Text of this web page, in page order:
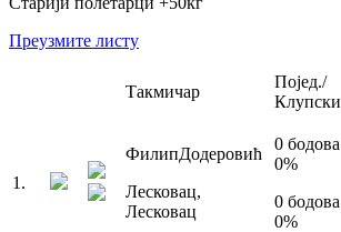
Преузмите листу
Такмичар
Појед./
Клупски
1 .
ФилипДодеровић
Лесковац,
Лесковац
0 бодова
0%
0 бодова
0%